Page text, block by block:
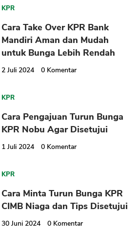
KPR
Cara Take Over KPR Bank
Mandiri Aman dan Mudah
untuk Bunga Lebih Rendah
2 Juli 2024 0 Komentar
KPR
Cara Pengajuan Turun Bunga
KPR Nobu Agar Disetujui
1 Juli 2024 0 Komentar
KPR
Cara Minta Turun Bunga KPR
CIMB Niaga dan Tips Disetujui
30 Juni 2024 0 Komentar